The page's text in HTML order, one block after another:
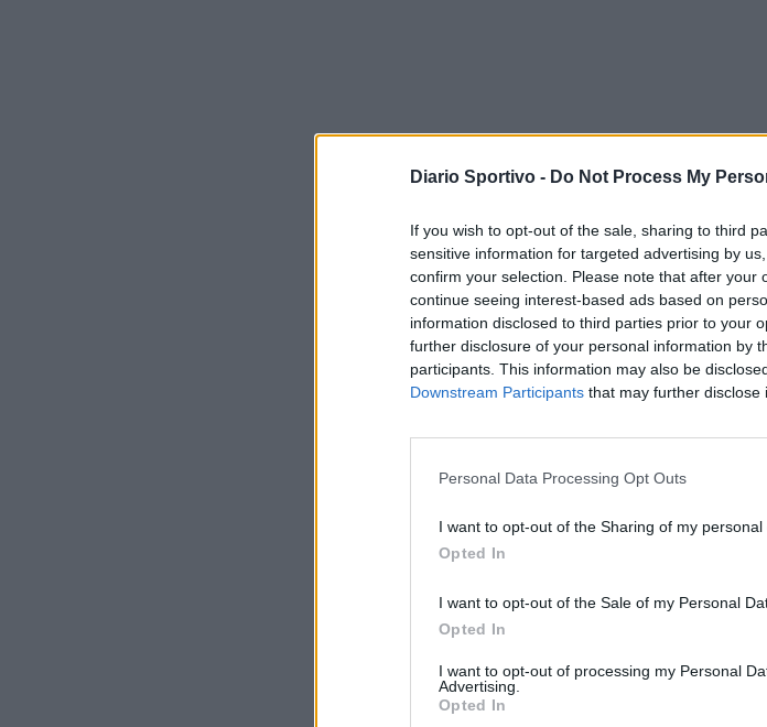
Diario Sportivo - Do Not Process My
If you wish to opt-out of the sale, sharing to third
sensitive information for targeted advertising by
confirm your selection. Please note that after your
continue seeing interest-based ads based on
information disclosed to third parties prior to your
further disclosure of your personal information by
participants. This information may also be
Downstream Participants that may further disclose
Personal Data Processing Opt Outs
I want to opt-out of the Sharing of my personal
Opted In
I want to opt-out of the Sale of my Personal
Opted In
I want to opt-out of processing my Personal
Advertising.
Opted In